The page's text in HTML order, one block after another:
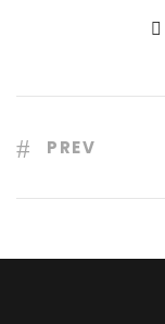
PREV